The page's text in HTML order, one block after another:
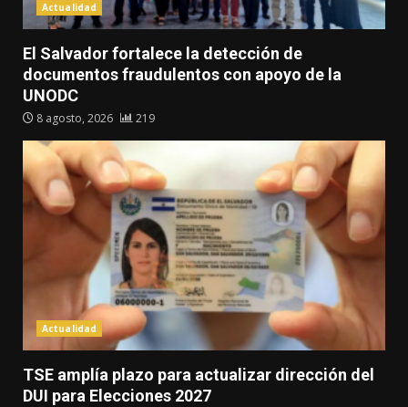
Actualidad
El Salvador fortalece la detección de
documentos fraudulentos con apoyo de la
UNODC
8 agosto, 2026 219
Actualidad
TSE amplía plazo para actualizar dirección del
DUI para Elecciones 2027